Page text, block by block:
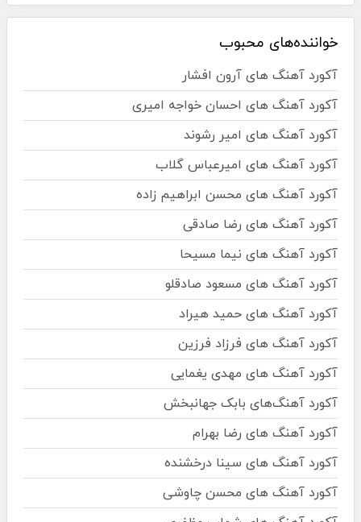
خواننده‌های محبوب
آکورد آهنگ های آرون افشار
آکورد آهنگ های احسان خواجه امیری
آکورد آهنگ های امیر رشوند
آکورد آهنگ های امیرعباس گلاب
آکورد آهنگ های محسن ابراهیم زاده
آکورد آهنگ های رضا صادقی
آکورد آهنگ های نیما مسیحا
آکورد آهنگ های مسعود صادقلو
آکورد آهنگ های حمید هیراد
آکورد آهنگ های فرزاد فرزین
آکورد آهنگ های مهدی یغمایی
آکورد آهنگ‌های بابک جهانبخش
آکورد آهنگ های رضا بهرام
آکورد آهنگ های سینا درخشنده
آکورد آهنگ های محسن چاوشی